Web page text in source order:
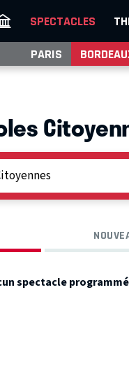
SPECTACLES
PARIS
spectacle